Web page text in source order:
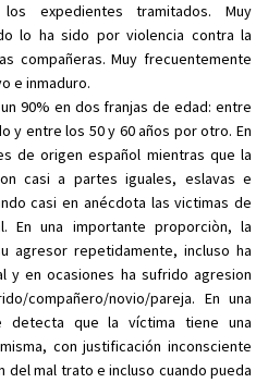
expedientes tramitados. Muy
lo ha sido por violencia contra la
compañeras. Muy frecuentemente
e inmaduro.
90% en dos franjas de edad: entre
y entre los 50 y 60 años por otro. En
de origen español mientras que la
casi a partes iguales, eslavas e
casi en anécdota las victimas de
En una importante proporciòn, la
agresor repetidamente, incluso ha
y en ocasiones ha sufrido agresion
compañero/novio/pareja. En una
detecta que la víctima tiene una
con justificación inconsciente
del mal trato e incluso cuando pueda